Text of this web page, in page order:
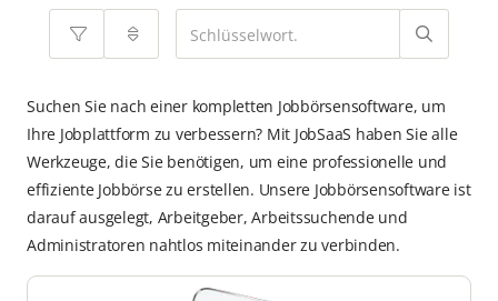
Suchen Sie nach einer kompletten Jobbörsensoftware, um
Ihre Jobplattform zu verbessern? Mit JobSaaS haben Sie alle
Werkzeuge, die Sie benötigen, um eine professionelle und
effiziente Jobbörse zu erstellen. Unsere Jobbörsensoftware ist
darauf ausgelegt, Arbeitgeber, Arbeitssuchende und
Administratoren nahtlos miteinander zu verbinden.